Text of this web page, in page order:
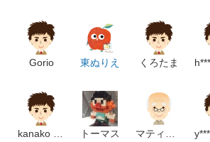
Gorio 東ぬりえ くろたま
トーマス